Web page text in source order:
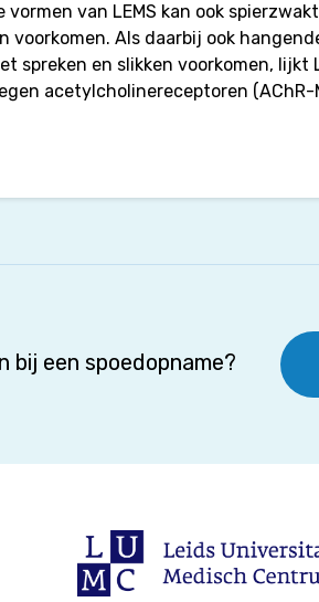
vormen van LEMS kan ook
voorkomen. Als daarbij ook
spreken en slikken voorkomen, lijkt
acetylcholinereceptoren (AChR-
bij een spoedopname?